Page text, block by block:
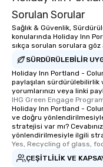
Sorulan Sorular
Sağlık & Güvenlik,
konularında Holiday Inn
sıkça sorulan sorulara göz
SÜRDÜRÜLEBILIR
Holiday Inn Portland -
paylaşılan
yorumlarınızı veya linki
IHG Green Engage
Holiday Inn Portland -
ve doğru
stratejisi var mı?
yönlendirilmesiyle ilgili
Yes, Recycling of glass,
ÇEŞITLILIK VE